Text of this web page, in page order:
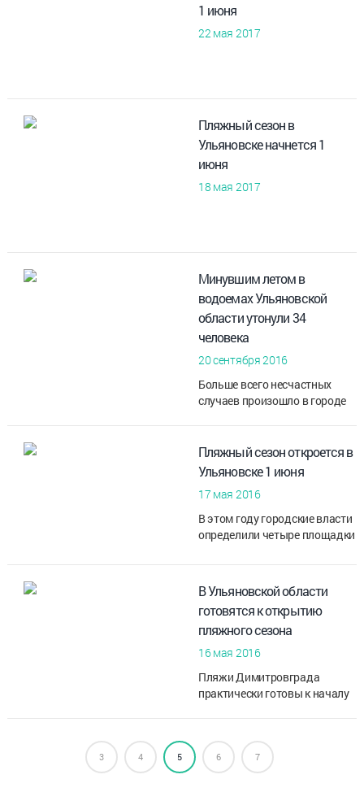
1 июня
22 мая 2017
Пляжный сезон в
Ульяновске начнется 1
июня
18 мая 2017
Минувшим летом в
водоемах Ульяновской
области утонули 34
человека
20 сентября 2016
Больше всего несчастных
случаев произошло в городе
Пляжный сезон откроется в
Ульяновске 1 июня
17 мая 2016
В этом году городские власти
определили четыре площадки
Центральный пляж, парк 40-
летия ВЛКСМ, акватория
Свияги и котлован в поселке...
В Ульяновской области
готовятся к открытию
пляжного сезона
16 мая 2016
Пляжи Димитровграда
практически готовы к началу
благоустройству и
озеленению, которое провел в
Димитровграде врио губе...
3 4 5 6 7